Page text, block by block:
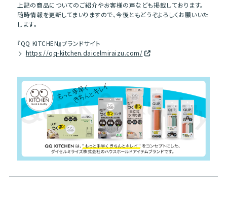
上記の商品についてのご紹介やお客様の声なども掲載しております。
随時情報を更新してまいりますので、今後ともどうぞよろしくお願いいた
します。
『QQ KITCHEN』ブランドサイト
https://qq-kitchen.daicelmiraizu.com/